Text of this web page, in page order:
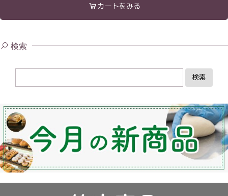
カートをみる
検索
検索